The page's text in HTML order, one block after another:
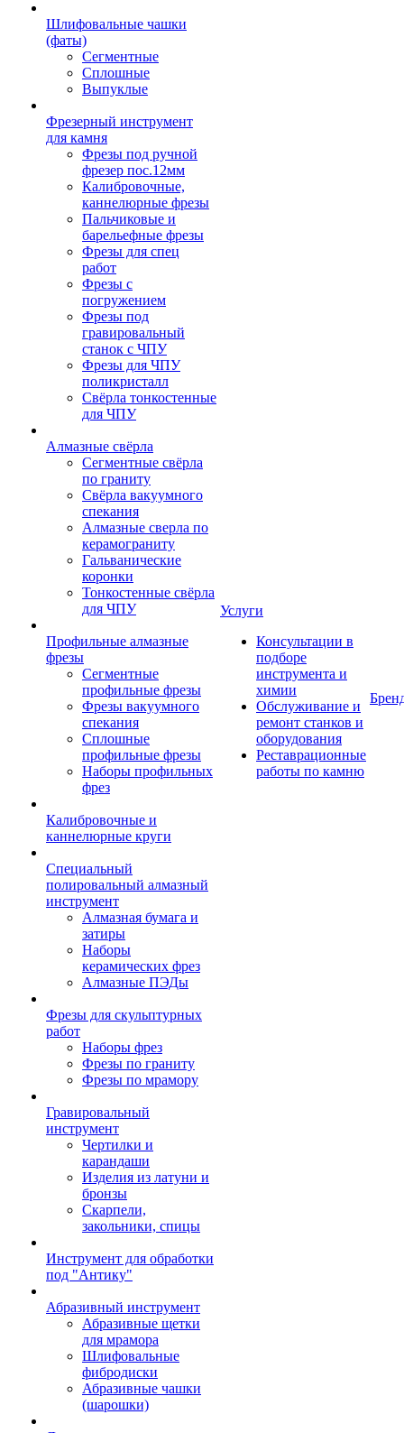
Шлифовальные чашки
(фаты)
Сегментные
Сплошные
Выпуклые
Фрезерный инструмент
для камня
Фрезы под ручной
фрезер пос.12мм
Калибровочные,
каннелюрные фрезы
Пальчиковые и
барельефные фрезы
Фрезы для спец
работ
Фрезы с
погружением
Фрезы под
гравировальный
станок с ЧПУ
Фрезы для ЧПУ
поликристалл
Свёрла тонкостенные
для ЧПУ
Алмазные свёрла
Сегментные свёрла
по граниту
Свёрла вакуумного
спекания
Алмазные сверла по
керамограниту
Гальванические
коронки
Тонкостенные свёрла
для ЧПУ
Профильные алмазные
фрезы
Сегментные
профильные фрезы
Фрезы вакуумного
спекания
Сплошные
профильные фрезы
Наборы профильных
фрез
Калибровочные и
каннелюрные круги
Специальный
полировальный алмазный
инструмент
Алмазная бумага и
затиры
Наборы
керамических фрез
Алмазные ПЭДы
Фрезы для скульптурных
работ
Наборы фрез
Фрезы по граниту
Фрезы по мрамору
Гравировальный
инструмент
Чертилки и
карандаши
Изделия из латуни и
бронзы
Скарпели,
закольники, спицы
Инструмент для обработки
под "Антику"
Абразивный инструмент
Абразивные щетки
для мрамора
Шлифовальные
фибродиски
Абразивные чашки
(шарошки)
Услуги
Консультации в
подборе
инструмента и
химии
Обслуживание и
ремонт станков и
оборудования
Реставрационные
работы по камню